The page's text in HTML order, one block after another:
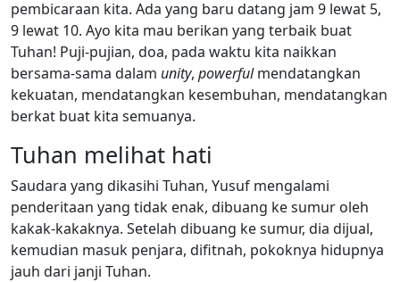
pembicaraan kita. Ada yang baru datang jam 9 lewat 5,
9 lewat 10. Ayo kita mau berikan yang terbaik buat
Tuhan! Puji-pujian, doa, pada waktu kita naikkan
bersama-sama dalam unity, powerfulmendatangkan
kekuatan, mendatangkan kesembuhan, mendatangkan
berkat buat kita semuanya.
Tuhan melihat hati
Saudara yang dikasihi Tuhan, Yusuf mengalami
penderitaan yang tidak enak, dibuang ke sumur oleh
kakak-kakaknya. Setelah dibuang ke sumur, dia dijual,
kemudian masuk penjara, difitnah, pokoknya hidupnya
jauh dari janji Tuhan.